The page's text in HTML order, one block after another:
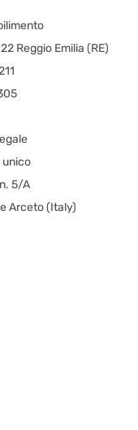
Reggio Emilia (RE)
unico
5/A
Arceto (Italy)